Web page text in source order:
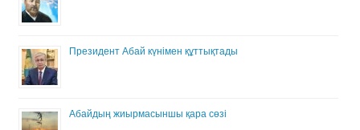
Президент Абай күнімен құттықтады
Абайдың жиырмасыншы қара сөзі